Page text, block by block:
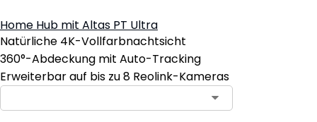
Home Hub mit Altas PT Ultra
Natürliche 4K-Vollfarbnachtsicht
360°-Abdeckung mit Auto-Tracking
Erweiterbar auf bis zu 8 Reolink-Kameras